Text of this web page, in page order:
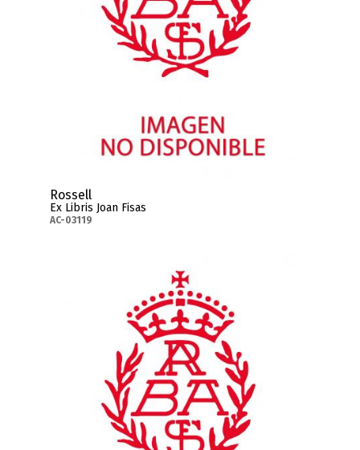
Rossell
Ex Libris Joan Fisas
AC-03119